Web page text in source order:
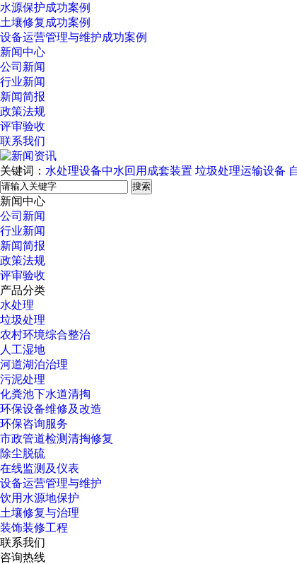
水源保护成功案例
土壤修复成功案例
设备运营管理与维护成功案例
新闻中心
公司新闻
行业新闻
新闻简报
政策法规
评审验收
联系我们
关键词： 水处理设备中水回用成套装置 垃圾处理运输设备
搜索
新闻中心
公司新闻
行业新闻
新闻简报
政策法规
评审验收
产品分类
水处理
垃圾处理
农村环境综合整治
人工湿地
河道湖泊治理
污泥处理
化粪池下水道清掏
环保设备维修及改造
环保咨询服务
市政管道检测清掏修复
除尘脱硫
在线监测及仪表
设备运营管理与维护
饮用水源地保护
土壤修复与治理
装饰装修工程
联系我们
咨询热线